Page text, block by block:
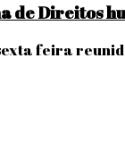
Direitos
feira